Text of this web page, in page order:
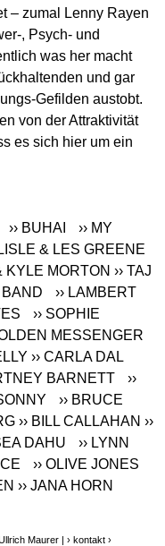
– zumal Lenny Rayen
, Psych- und
was her macht
und gar
Gefilden austobt.
von der Attraktivität
es sich hier um ein
›› BUHAI
›› MY
& LES GREENE
KYLE MORTON ›› TAJ
BAND
›› LAMBERT
›› SOPHIE
MESSENGER
›› CARLA DAL
BARNETT
››
›› BRUCE
›› BILL CALLAHAN ››
DAHU
›› LYNN
›› OLIVE JONES
›› JANA HORN
Maurer |› kontakt ›